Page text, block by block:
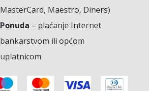
MasterCard, Maestro, Diners)
Ponuda – plaćanje Internet
bankarstvom ili općom
uplatnicom